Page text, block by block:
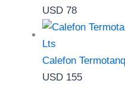
USD 78
Calefon
USD 155